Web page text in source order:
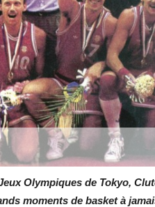
Olympiques de Tokyo,
moments de basket à